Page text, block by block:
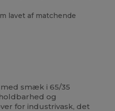
lavet af matchende
smæk i 65/35
og
for industrivask, det